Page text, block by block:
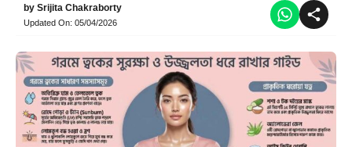
by Srijita Chakraborty
Updated On: 05/04/2026